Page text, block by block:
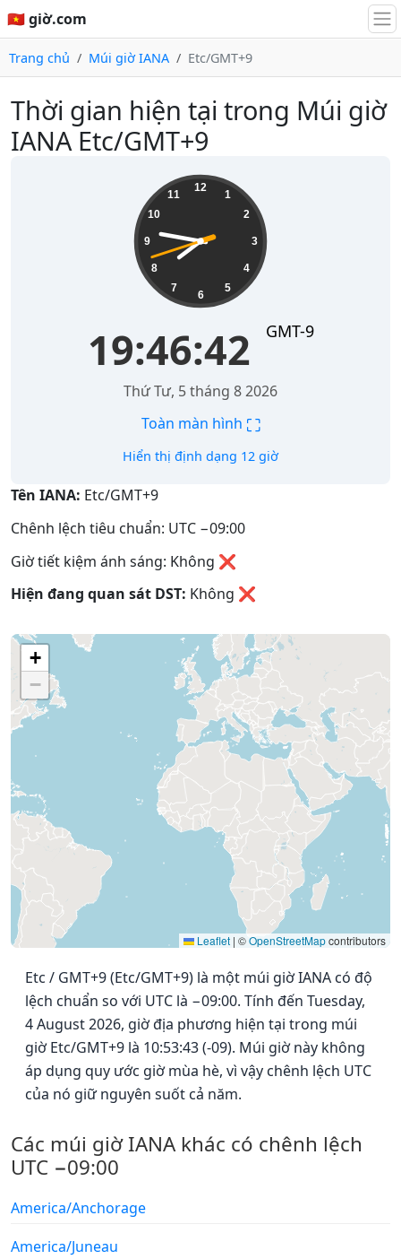
🇻🇳 giờ.com
Trang chủ Múi giờ IANA Etc/GMT+9
Thời gian hiện tại trong Múi giờ
IANA Etc/GMT+9
12
1
2
3
4
5
6
7
8
9
10
11
19:46:43 GMT-9
Thứ Tư, 5 tháng 8 2026
Toàn màn hình ⛶
Hiển thị định dạng 12 giờ
Tên IANA: Etc/GMT+9
Chênh lệch tiêu chuẩn: UTC −09:00
Giờ tiết kiệm ánh sáng: Không ❌
Hiện đang quan sát DST: Không ❌
+
−
Leaflet | ©OpenStreetMapcontributors
Etc / GMT+9 (Etc/GMT+9) là một múi giờ IANA có độ
lệch chuẩn so với UTC là −09:00. Tính đến Tuesday,
4 August 2026, giờ địa phương hiện tại trong múi
giờ Etc/GMT+9 là 10:53:43 (-09). Múi giờ này không
áp dụng quy ước giờ mùa hè, vì vậy chênh lệch UTC
của nó giữ nguyên suốt cả năm.
Các múi giờ IANA khác có chênh lệch
UTC −09:00
America/Anchorage
America/Juneau